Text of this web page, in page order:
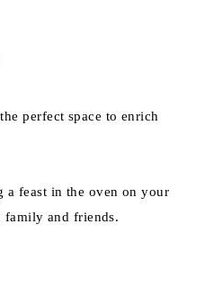
perfect space to enrich
a feast in the oven on your
family and friends.